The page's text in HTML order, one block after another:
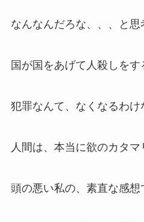
なんなんだろな、、、と思
国が国をあげて人殺しをす
犯罪なんて、なくなるわけ
人間は、本当に欲のカタマ
頭の悪い私の、素直な感想